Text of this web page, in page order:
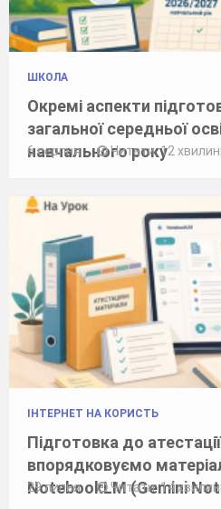
ШКОЛА
Окремі аспекти
загальної середньої
навчального року
6 серпня Читати: 12
ІНТЕРНЕТ НА КОРИСТЬ
Підготовка до
впорядковуємо
NotebookLM (Gemini
29 липня Читати: 14